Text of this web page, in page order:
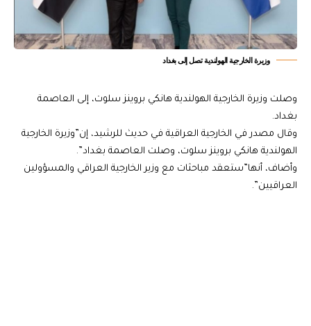
وزيرة الخارجية الهولندية تصل إلى بغداد
وصلت وزيرة الخارجية الهولندية هانكي بروينز سلوت، إلى العاصمة
بغداد.
وقال مصدر في الخارجية العراقية في حديث للرشيد، إن”وزيرة الخارجية
الهولندية هانكي بروينز سلوت، وصلت العاصمة بغداد”.
وأضاف، أنها”ستعقد مباحثات مع وزير الخارجية العراقي والمسؤولين
العراقيين”.